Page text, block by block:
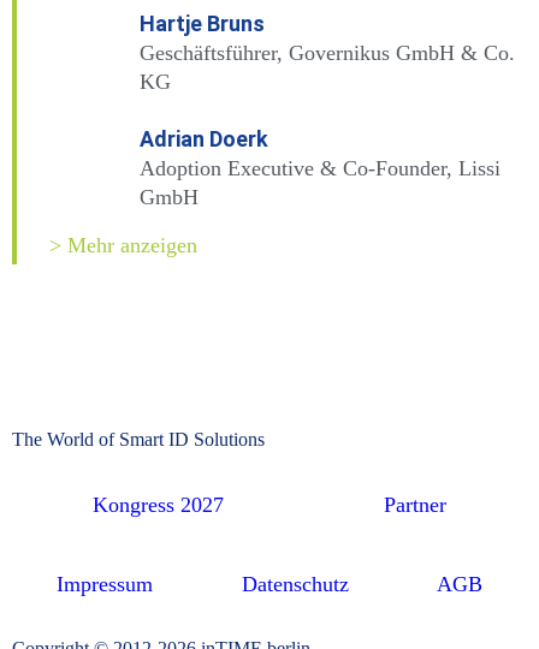
Hartje Bruns
Geschäftsführer, Governikus GmbH & Co.
KG
Adrian Doerk
Adoption Executive & Co-Founder, Lissi
GmbH
> Mehr anzeigen
The World of Smart ID Solutions
Kongress 2027 Partner
Impressum Datenschutz AGB